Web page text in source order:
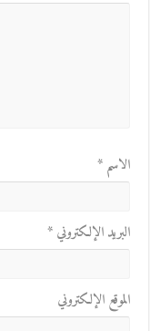
الاسم*
البريد الإلكتروني*
الموقع الإلكتروني